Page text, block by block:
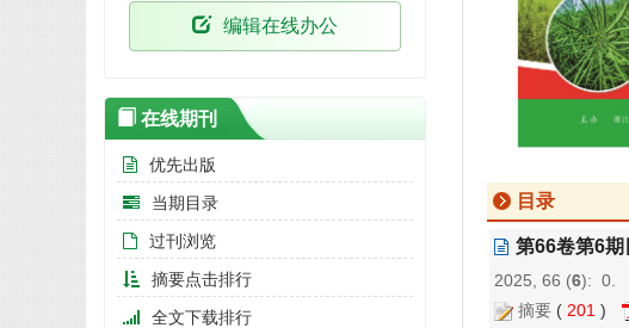
目录
第66卷第6期
2025, 66 (6): 0.
摘要 ( 201 )
编辑在线办公
在线期刊
优先出版
当期目录
过刊浏览
摘要点击排行
全文下载排行